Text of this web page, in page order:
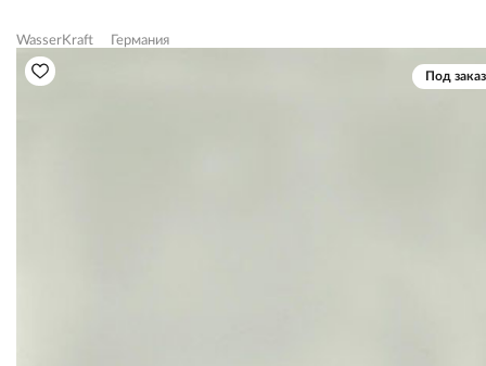
WasserKraft Германия
Под заказ